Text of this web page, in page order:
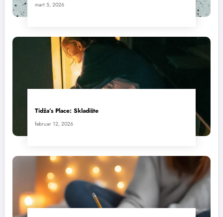
mart 5, 2026
Tidža’s Place: Skladište
februar 12, 2026